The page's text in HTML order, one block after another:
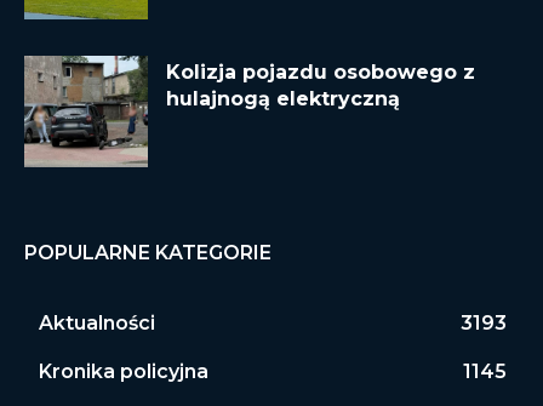
Kolizja pojazdu osobowego z
hulajnogą elektryczną
POPULARNE KATEGORIE
Aktualności 3193
Kronika policyjna 1145